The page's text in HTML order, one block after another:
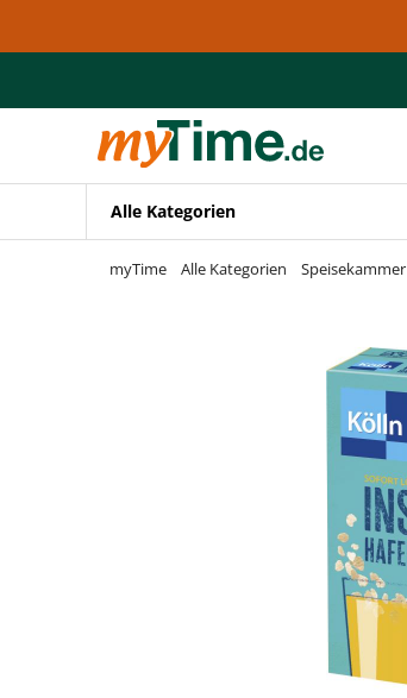
Zur Navigation springen
Alle Kategorien
myTime Alle Kategorien Speisekammer